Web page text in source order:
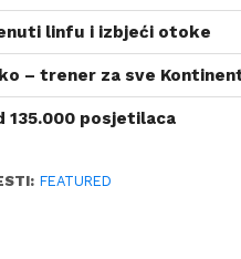
linfu i izbjeći otoke
– trener za sve
135.000 posjetilaca
FEATURED